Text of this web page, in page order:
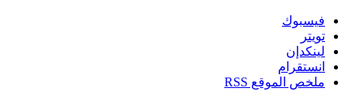
فيسبوك
تويتر
لينكدإن
انستقرام
ملخص الموقع RSS